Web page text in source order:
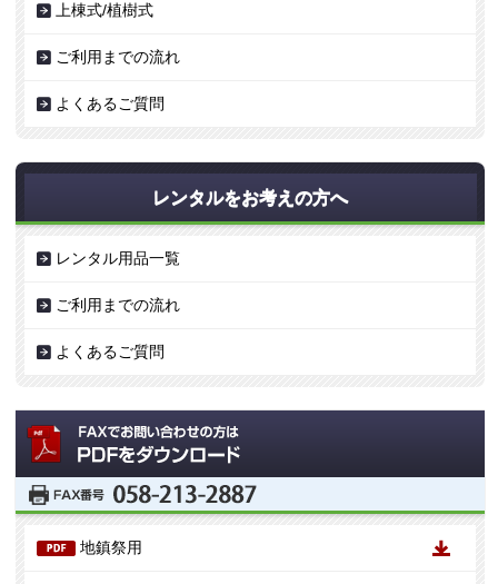
上棟式/植樹式
ご利用までの流れ
よくあるご質問
レンタルをお考えの方へ
レンタル用品一覧
ご利用までの流れ
よくあるご質問
地鎮祭用